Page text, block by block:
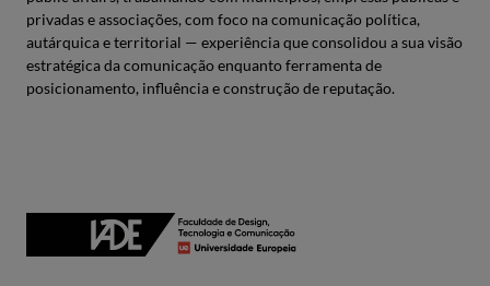
privadas e associações, com foco na comunicação política,
autárquica e territorial — experiência que consolidou a sua visão
estratégica da comunicação enquanto ferramenta de
posicionamento, influência e construção de reputação.